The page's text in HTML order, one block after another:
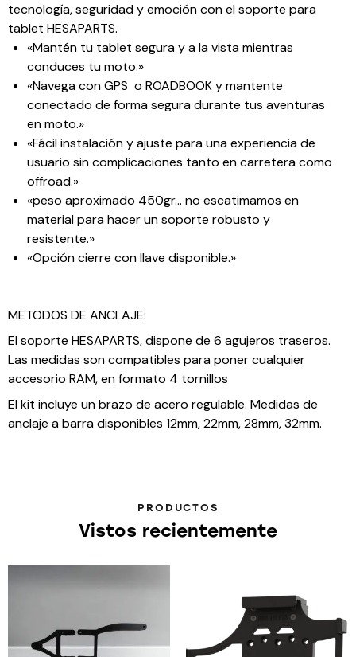
tecnología, seguridad y emoción con el soporte para
tablet HESAPARTS.
«Mantén tu tablet segura y a la vista mientras
conduces tu moto.»
«Navega con GPS o ROADBOOK y mantente
conectado de forma segura durante tus aventuras
en moto.»
«Fácil instalación y ajuste para una experiencia de
usuario sin complicaciones tanto en carretera como
offroad.»
«peso aproximado 450gr… no escatimamos en
material para hacer un soporte robusto y
resistente.»
«Opción cierre con llave disponible.»
METODOS DE ANCLAJE:
El soporte HESAPARTS, dispone de 6 agujeros traseros.
Las medidas son compatibles para poner cualquier
accesorio RAM, en formato 4 tornillos
El kit incluye un brazo de acero regulable. Medidas de
anclaje a barra disponibles 12mm, 22mm, 28mm, 32mm.
PRODUCTOS
Vistos recientemente